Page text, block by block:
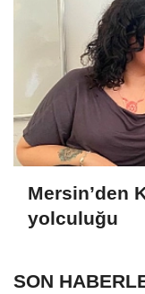
Mersin’den
yolculuğu
SON